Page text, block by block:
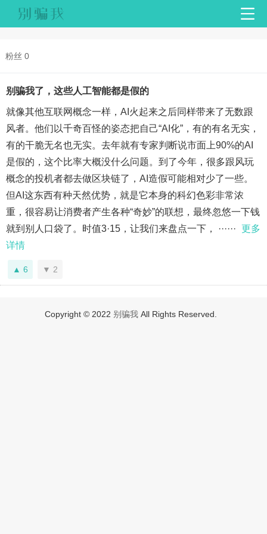
粉丝 0
别骗我了，这些人工智能都是假的
就像其他互联网概念一样，AI火起来之后同样带来了无数跟
风者。他们以千奇百怪的姿态把自己“AI化”，有的有名无实，
有的干脆无名也无实。去年就有专家判断说市面上90%的AI
是假的，这个比率大概没什么问题。到了今年，很多跟风玩
概念的投机者都去做区块链了，AI造假可能相对少了一些。
但AI这东西有种天然优势，就是它本身的科幻色彩非常浓
重，很容易让消费者产生各种“奇妙”的联想，最终忽悠一下钱
就到别人口袋了。时值3·15，让我们来盘点一下， ······ 更多
详情
6 2
Copyright © 2022 别骗我All Rights Reserved.